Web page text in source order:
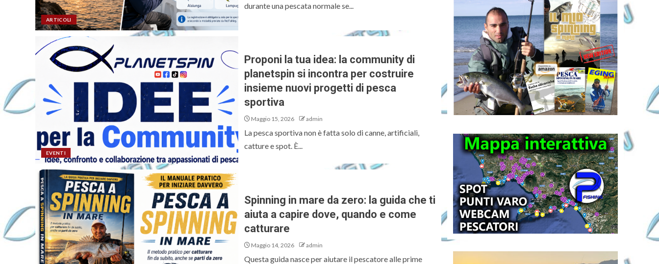
ARTICOLI
durante una pescata normale se...
EVENTI
Proponi la tua idea: la community di
planetspin si incontra per costruire
insieme nuovi progetti di pesca
sportiva
Maggio 15, 2026 admin
La pesca sportiva non è fatta solo di canne, artificiali,
catture e spot. È...
Spinning in mare da zero: la guida che ti
aiuta a capire dove, quando e come
catturare
Maggio 14, 2026 admin
Questa guida nasce per aiutare il pescatore alle prime